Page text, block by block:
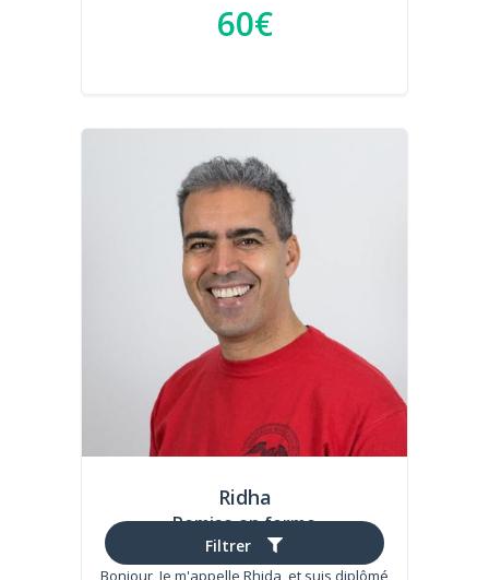
Filtrer
60€
Ridha
Remise en forme
(1 avis)
Bonjour, Je m'appelle Rhida, et suis diplômé